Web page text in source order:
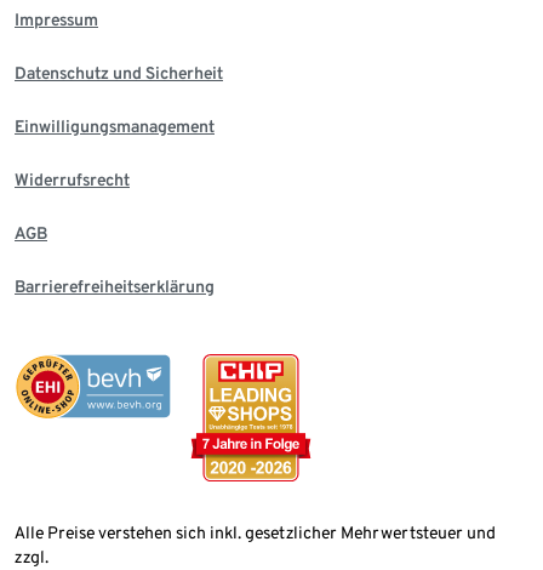
Impressum
Datenschutz und Sicherheit
Einwilligungsmanagement
Widerrufsrecht
AGB
Barrierefreiheitserklärung
Alle Preise verstehen sich inkl. gesetzlicher Mehrwertsteuer und
zzgl.